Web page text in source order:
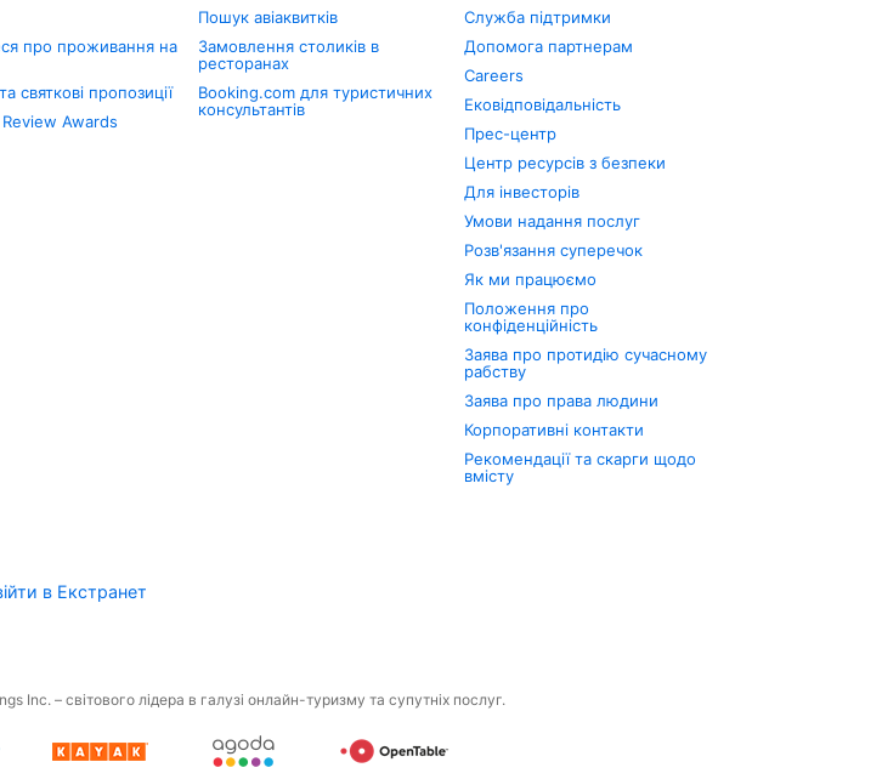
про проживання на
святкові пропозиції
Awards
Пошук авіаквитків
Замовлення столиків в
ресторанах
Booking.com для туристичних
консультантів
Служба підтримки
Допомога партнерам
Careers
Ековідповідальність
Прес-центр
Центр ресурсів з безпеки
Для інвесторів
Умови надання послуг
Розв'язання суперечок
Як ми працюємо
Положення про
конфіденційність
Заява про протидію сучасному
рабству
Заява про права людини
Корпоративні контакти
Рекомендації та скарги щодо
вмісту
в Екстранет
Inc. – світового лідера в галузі онлайн-туризму та супутніх послуг.